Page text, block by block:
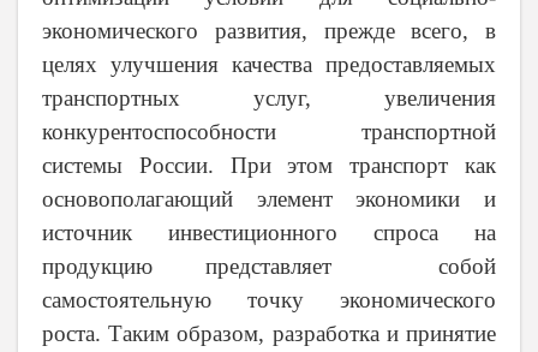
экономического развития, прежде всего, в
целях улучшения качества предоставляемых
транспортных услуг, увеличения
конкурентоспособности транспортной
системы России. При этом транспорт как
основополагающий элемент экономики и
источник инвестиционного спроса на
продукцию представляет собой
самостоятельную точку экономического
роста.Таким образом, разработка и принятие